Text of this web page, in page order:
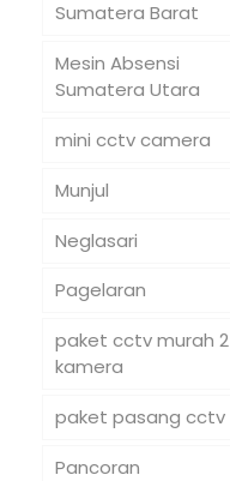
Sumatera Barat
Mesin Absensi
Sumatera Utara
mini cctv camera
Munjul
Neglasari
Pagelaran
paket cctv murah 2
kamera
paket pasang cctv
Pancoran